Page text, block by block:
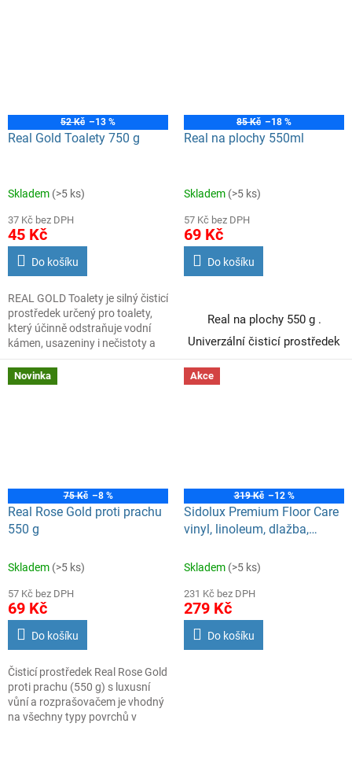
52 Kč –13 %
Real Gold Toalety 750 g
Skladem (>5 ks)
37 Kč bez DPH
45 Kč
Do košíku
REAL GOLD Toalety je silný čisticí
prostředek určený pro toalety,
který účinně odstraňuje vodní
kámen, usazeniny i nečistoty a
svěže provoněné.
85 Kč –18 %
Real na plochy 550ml
Skladem (>5 ks)
57 Kč bez DPH
69 Kč
Do košíku
Real na plochy 550 g .
Univerzální čisticí prostředek
pachu na nábytek, sklo a tvrdé
Novinka
75 Kč –8 %
Real Rose Gold proti prachu
550 g
Skladem (>5 ks)
57 Kč bez DPH
69 Kč
Do košíku
Čisticí prostředek Real Rose Gold
proti prachu (550 g) s luxusní
vůní a rozprašovačem je vhodný
na všechny typy povrchů v
Akce
319 Kč –12 %
Sidolux Premium Floor Care
vinyl, linoleum, dlažba,
Skladem (>5 ks)
231 Kč bez DPH
279 Kč
Do košíku